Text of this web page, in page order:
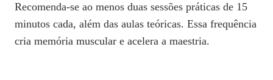
Recomenda‑se ao menos duas sessões práticas de 15
minutos cada, além das aulas teóricas. Essa frequência
cria memória muscular e acelera a maestria.